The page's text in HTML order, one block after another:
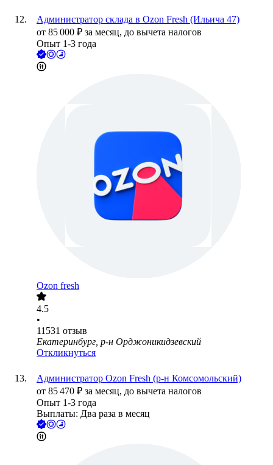
Администратор склада в Ozon Fresh (Ильича 47)
от 85 000 ₽ за месяц, до вычета налогов
Опыт 1-3 года
Ozon fresh
4.5
•
11531 отзыв
Екатеринбург, р-н Орджоникидзевский
Откликнуться
Администратор Ozon Fresh (р-н Комсомольский)
от 85 470 ₽ за месяц, до вычета налогов
Опыт 1-3 года
Выплаты: Два раза в месяц